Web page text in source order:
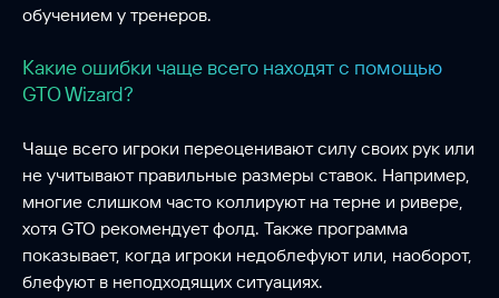
обучением у тренеров.
Какие ошибки чаще всего находят с помощью
GTO Wizard?
Чаще всего игроки переоценивают силу своих рук или
не учитывают правильные размеры ставок. Например,
многие слишком часто коллируют на терне и ривере,
хотя GTO рекомендует фолд. Также программа
показывает, когда игроки недоблефуют или, наоборот,
блефуют в неподходящих ситуациях.